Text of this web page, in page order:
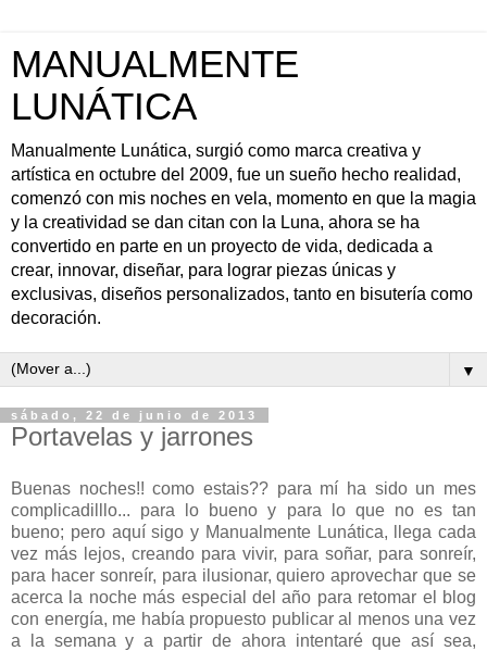
MANUALMENTE
LUNÁTICA
Manualmente Lunática, surgió como marca creativa y
artística en octubre del 2009, fue un sueño hecho realidad,
comenzó con mis noches en vela, momento en que la magia
y la creatividad se dan citan con la Luna, ahora se ha
convertido en parte en un proyecto de vida, dedicada a
crear, innovar, diseñar, para lograr piezas únicas y
exclusivas, diseños personalizados, tanto en bisutería como
decoración.
▼
sábado, 22 de junio de 2013
Portavelas y jarrones
Buenas noches!! como estais?? para mí ha sido un mes
complicadilllo... para lo bueno y para lo que no es tan
bueno; pero aquí sigo y Manualmente Lunática, llega cada
vez más lejos, creando para vivir, para soñar, para sonreír,
para hacer sonreír, para ilusionar, quiero aprovechar que se
acerca la noche más especial del año para retomar el blog
con energía, me había propuesto publicar al menos una vez
a la semana y a partir de ahora intentaré que así sea,